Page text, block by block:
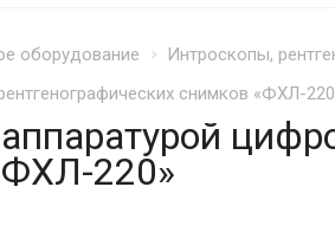
оборудование
Интроскопы,
снимков «ФХЛ-
220»